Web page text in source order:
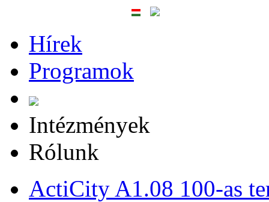
Hírek
Programok
Intézmények
Rólunk
ActiCity A1.08 100-as